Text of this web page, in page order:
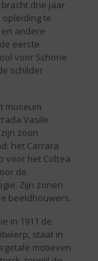
drie jaar
te
andere
eerste
voor Schone
schilder
museum
Vasile
zoon
het Carrara
voor het Colțea
de
Zijn zonen
beeldhouwers.
in 1911 de
staat in
motieven